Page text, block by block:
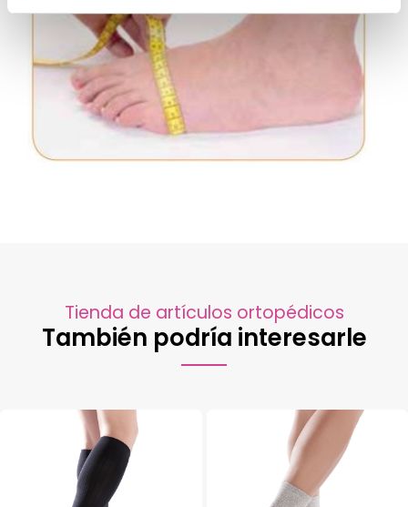
Tienda de artículos ortopédicos
También podría interesarle